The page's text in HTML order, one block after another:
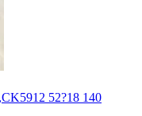
52?18 140